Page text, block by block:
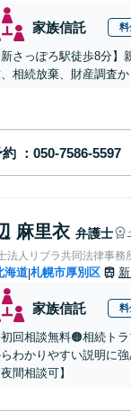
家族信託 料
新さっぽろ駅徒歩8分
相続放棄、財産調査
約
麻里衣 弁護士
法人リブラ共同法律事務
海道|札幌市厚別区
家族信託 料
回相談無料🟠相続ト
わかりやすい説明に
夜間相談可】